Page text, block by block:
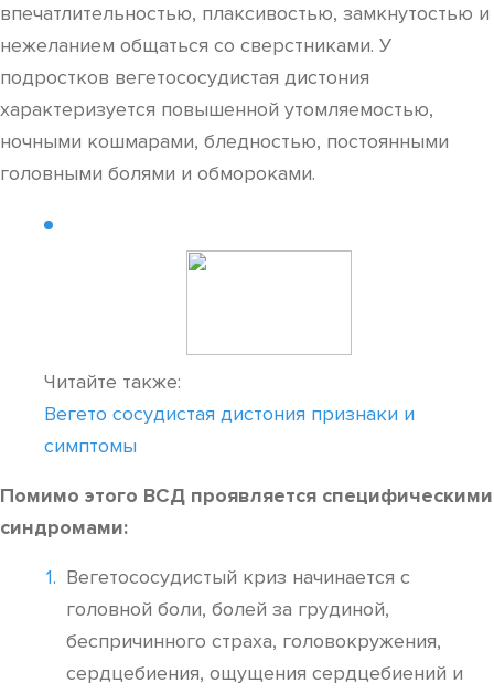
впечатлительностью, плаксивостью, замкнутостью и
нежеланием общаться со сверстниками. У
подростков вегетососудистая дистония
характеризуется повышенной утомляемостью,
ночными кошмарами, бледностью, постоянными
головными болями и обмороками.
Читайте также:
Вегето сосудистая дистония признаки и
симптомы
Помимо этого ВСД проявляется специфическими
синдромами:
Вегетососудистый криз начинается с
головной боли, болей за грудиной,
беспричинного страха, головокружения,
сердцебиения, ощущения сердцебиений и